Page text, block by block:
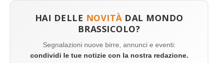
HAI DELLE NOVITÀDAL MONDO
BRASSICOLO?
Segnalazioni nuove birre, annunci e eventi:
condividi le tue notizie con la nostra redazione.